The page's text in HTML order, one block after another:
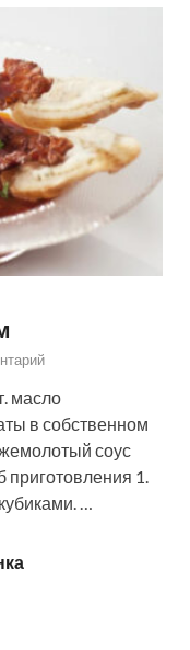
масло
в собственном
соус
приготовления 1.
…